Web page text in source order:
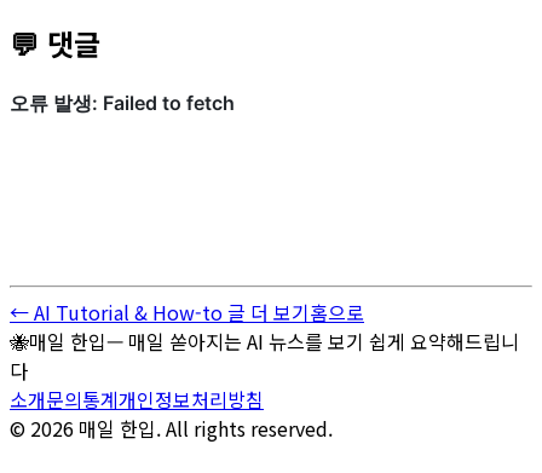
💬 댓글
← AI Tutorial & How-to 글 더 보기홈으로
🐝매일 한입— 매일 쏟아지는 AI 뉴스를 보기 쉽게 요약해드립니
다
소개문의통계개인정보처리방침
© 2026 매일 한입. All rights reserved.